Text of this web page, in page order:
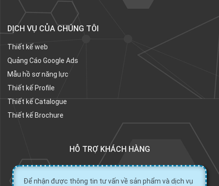
DỊCH VỤ CỦA CHÚNG TÔI
Thiết kế web
Quảng Cáo Google Ads
Mẫu hồ sơ năng lực
Thiết kế Profile
Thiết kế Catalogue
Thiết kế Brochure
HỖ TRỢ KHÁCH HÀNG
Để nhận được thông tin tư vấn về sản phẩm và dịch vụ